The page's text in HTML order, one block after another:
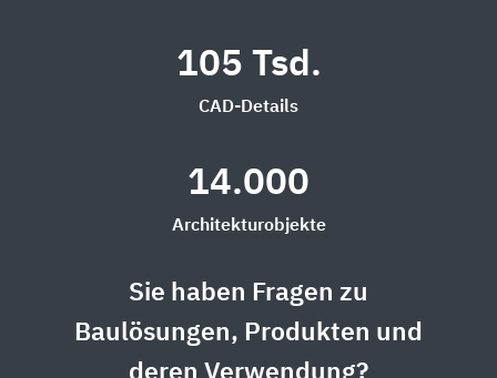
105 Tsd.
CAD-Details
14.000
Architekturobjekte
Sie haben Fragen zu
Baulösungen, Produkten und